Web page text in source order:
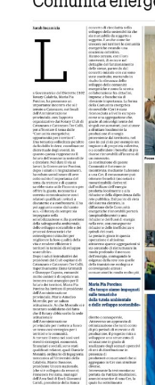
Distretto
2102
Progetti
Notizie
Programmi
Calendario
Eventi
Documenti